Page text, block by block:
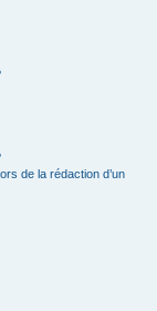
de la rédaction d’un